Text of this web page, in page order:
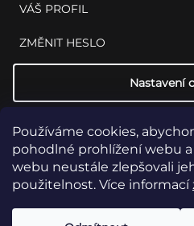
Používáme cookies,
pohodlné prohlížení webu
webu neustále zlepšovali
použitelnost. Více informací
VÁŠ PROFIL
ZMĚNIT HESLO
Nastavení